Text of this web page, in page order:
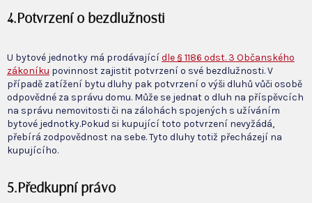
4.Potvrzení o bezdlužnosti
U bytové jednotky má prodávajícídle § 1186 odst. 3 Občanského
zákoníku povinnost zajistit potvrzení o své bezdlužnosti. V
případě zatížení bytu dluhy pak potvrzení o výši dluhů vůči osobě
odpovědné za správu domu. Může se jednat o dluh na příspěvcích
na správu nemovitosti či na zálohách spojených s užíváním
bytové jednotky.Pokud si kupující toto potvrzení nevyžádá,
přebírá zodpovědnost na sebe. Tyto dluhy totiž přecházejí na
kupujícího.
5.Předkupní právo